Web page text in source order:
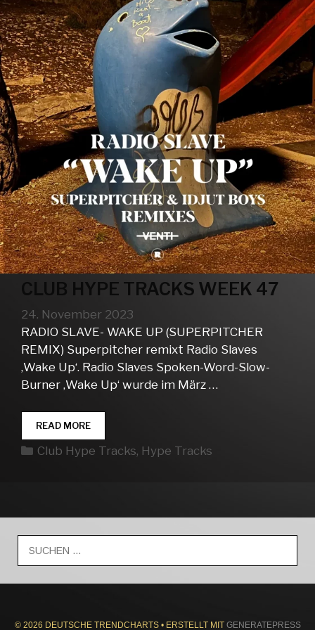
CLUB HYPE TRACKS WEEK 47
24. November 2023
RADIO SLAVE- WAKE UP (SUPERPITCHER
REMIX) Superpitcher remixt Radio Slaves
‚Wake Up‘. Radio Slaves Spoken-Word-Slow-
Burner ‚Wake Up‘ wurde im März …
READ MORECLUB
HYPE
TRACKS
Kategorien
Club Hype Tracks, Hype Tracks
nach:
© 2026 DEUTSCHE TRENDCHARTS• ERSTELLT MIT GENERATEPRESS